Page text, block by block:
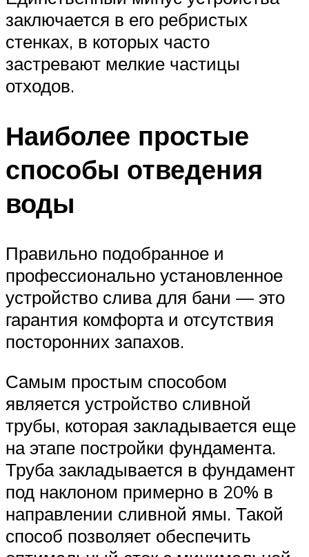
заключается в его ребристых
стенках, в которых часто
застревают мелкие частицы
отходов.
Наиболее простые
способы отведения
воды
Правильно подобранное и
профессионально установленное
устройство слива для бани — это
гарантия комфорта и отсутствия
посторонних запахов.
Самым простым способом
является устройство сливной
трубы, которая закладывается еще
на этапе постройки фундамента.
Труба закладывается в фундамент
под наклоном примерно в 20% в
направлении сливной ямы. Такой
способ позволяет обеспечить